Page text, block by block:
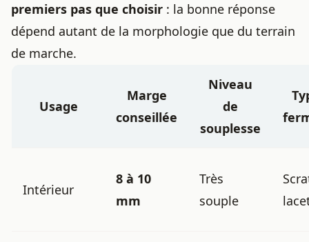
premiers pas que choisir : la bonne réponse
dépend autant de la morphologie que du terrain
de marche.
Usage
Marge
conseillée
Niveau
de
souplesse
Intérieur
8 à 10
mm
Très
souple